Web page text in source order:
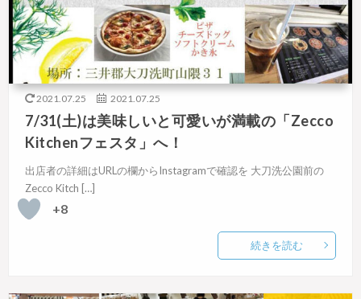
2021.07.25 2021.07.25
7/31(土)は美味しいと可愛いが満載の「Zecco
Kitchenフェスタ」へ！
出店者の詳細はURLの欄からInstagramで確認を 大刀洗公園前の
Zecco Kitch […]
+8
続きを読む